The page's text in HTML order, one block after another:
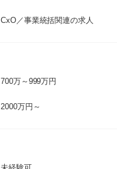
CxO／事業統括関連の求人
700万～999万円
2000万円～